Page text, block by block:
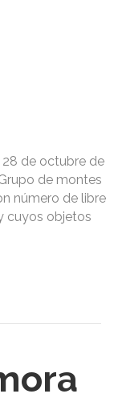
28 de octubre de
de montes
número de libre
cuyos objetos